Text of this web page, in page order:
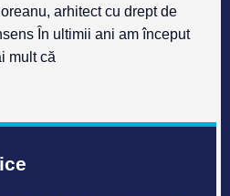
arhitect cu drept de
În ultimii ani am început
mult că